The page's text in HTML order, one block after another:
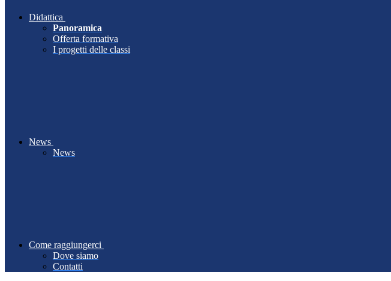
Didattica
Panoramica
Offerta formativa
I progetti delle classi
News
News
Come raggiungerci
Dove siamo
Contatti